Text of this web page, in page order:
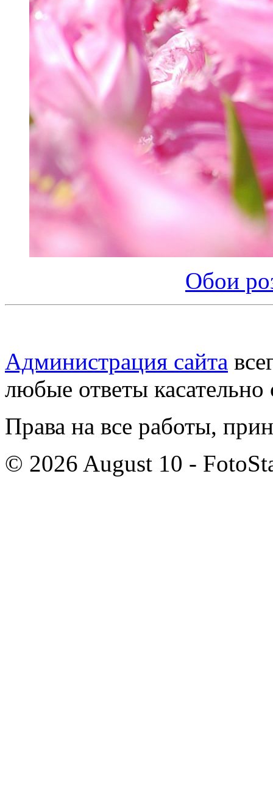
Обои
Администрация сайта
любые ответы касательно
Права на все работы,
© 2026 August 10 -